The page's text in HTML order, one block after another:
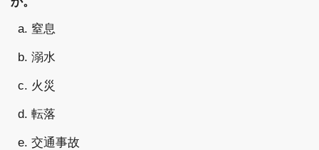
a. 窒息
b. 溺水
c. 火災
d. 転落
e. 交通事故